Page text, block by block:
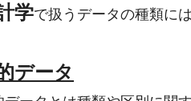
学で扱うデータの種類に
データ